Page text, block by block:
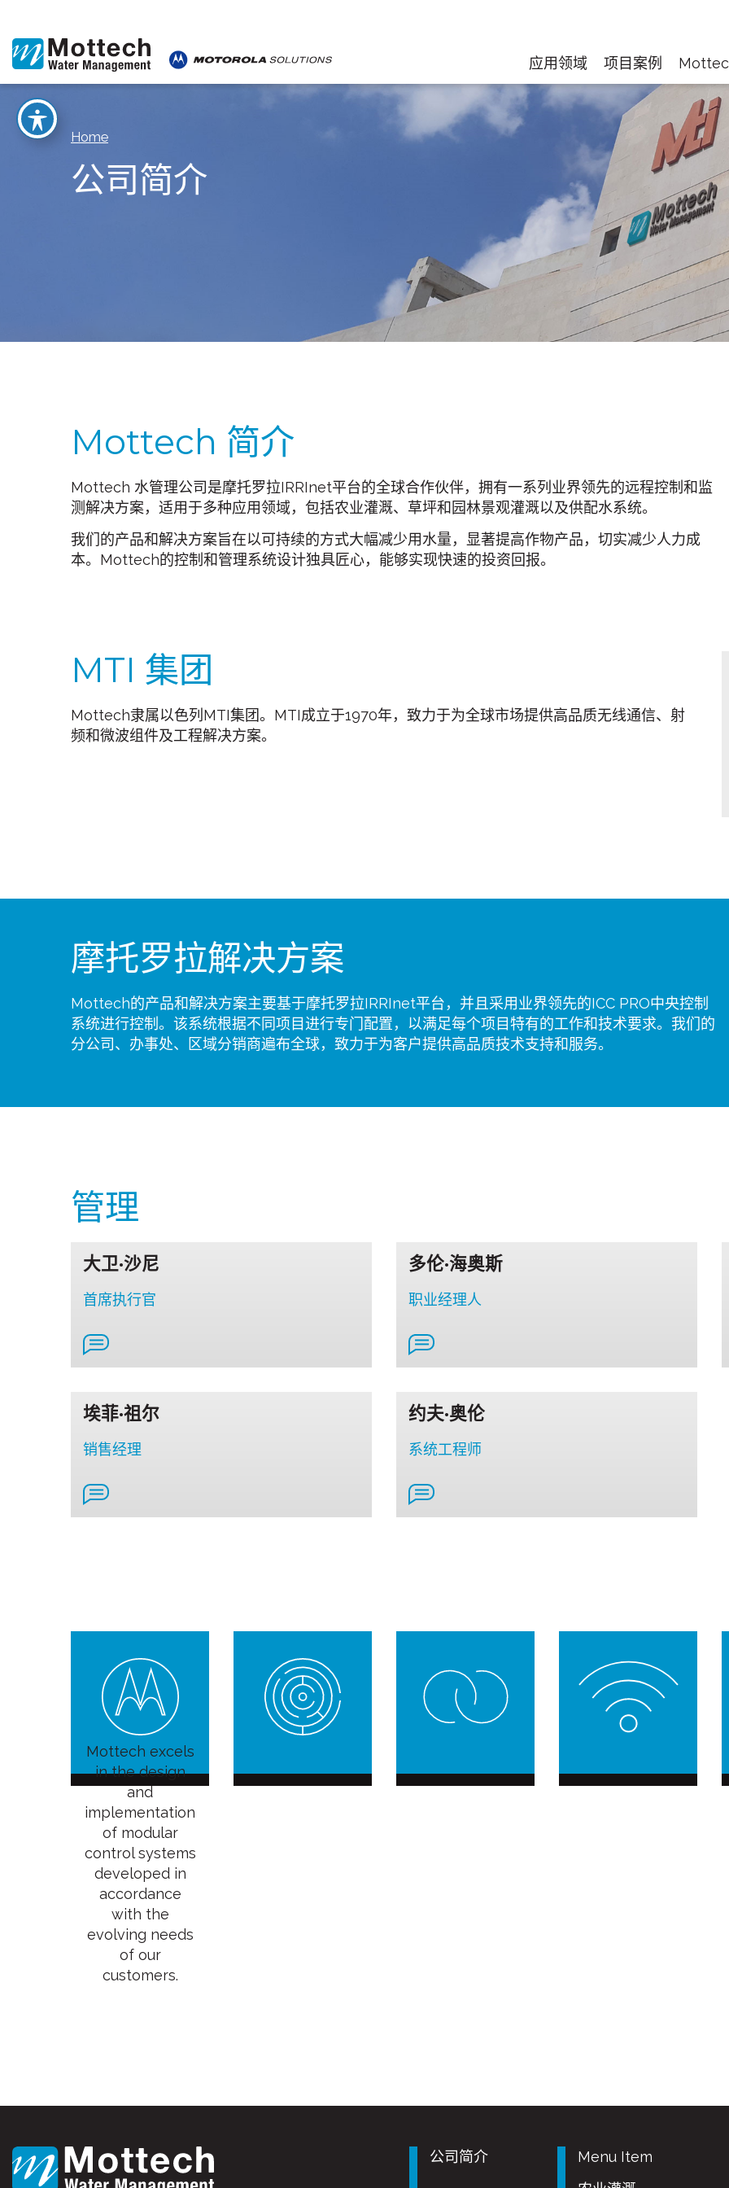
应用领域 项目案例
Home
公司简介
Mottech 简介
Mottech 水管理公司是摩托罗拉IRRInet平台的全球合作伙伴，拥有一系列业界领先的远程控制和监
测解决方案，适用于多种应用领域，包括农业灌溉、草坪和园林景观灌溉以及供配水系统。
我们的产品和解决方案旨在以可持续的方式大幅减少用水量，显著提高作物产品，切实减少人力成
本。Mottech的控制和管理系统设计独具匠心，能够实现快速的投资回报。
MTI 集团
Mottech隶属以色列MTI集团。MTI成立于1970年，致力于为全球市场提供高品质无线通信、射
频和微波组件及工程解决方案。
摩托罗拉解决方案
Mottech的产品和解决方案主要基于摩托罗拉IRRInet平台，并且采用业界领先的ICC PRO中央控制
系统进行控制。该系统根据不同项目进行专门配置，以满足每个项目特有的工作和技术要求。我们的
分公司、办事处、区域分销商遍布全球，致力于为客户提供高品质技术支持和服务。
管理
大卫·沙尼
首席执行官
多伦·海奥斯
职业经理人
埃菲·祖尔
销售经理
约夫·奥伦
系统工程师
Mottech excels
in the design
and
implementation
of modular
control systems
developed in
accordance
with the
evolving needs
of our
customers.
公司简介
Menu Item